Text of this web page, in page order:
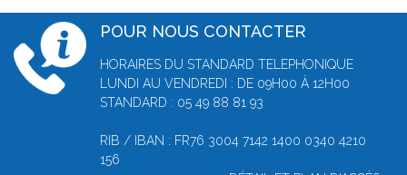
POUR NOUS CONTACTER
HORAIRES DU STANDARD TELEPHONIQUE
LUNDI AU VENDREDI : DE 09H00 À 12H00
STANDARD : 05 49 88 81 93
RIB / IBAN : FR76 3004 7142 1400 0340 4210
156